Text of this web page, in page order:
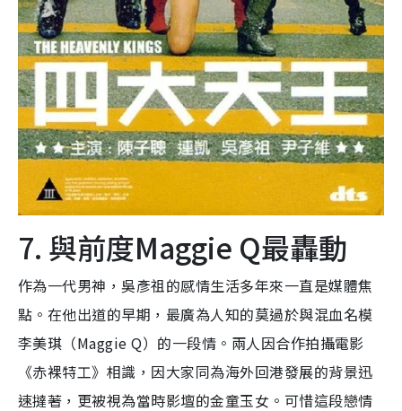
7. 與前度Maggie Q最轟動
作為一代男神，吳彥祖的感情生活多年來一直是媒體焦
點。在他出道的早期，最廣為人知的莫過於與混血名模
李美琪（Maggie Q）的一段情。兩人因合作拍攝電影
《赤裸特工》相識，因大家同為海外回港發展的背景迅
速撻著，更被視為當時影壇的金童玉女。可惜這段戀情